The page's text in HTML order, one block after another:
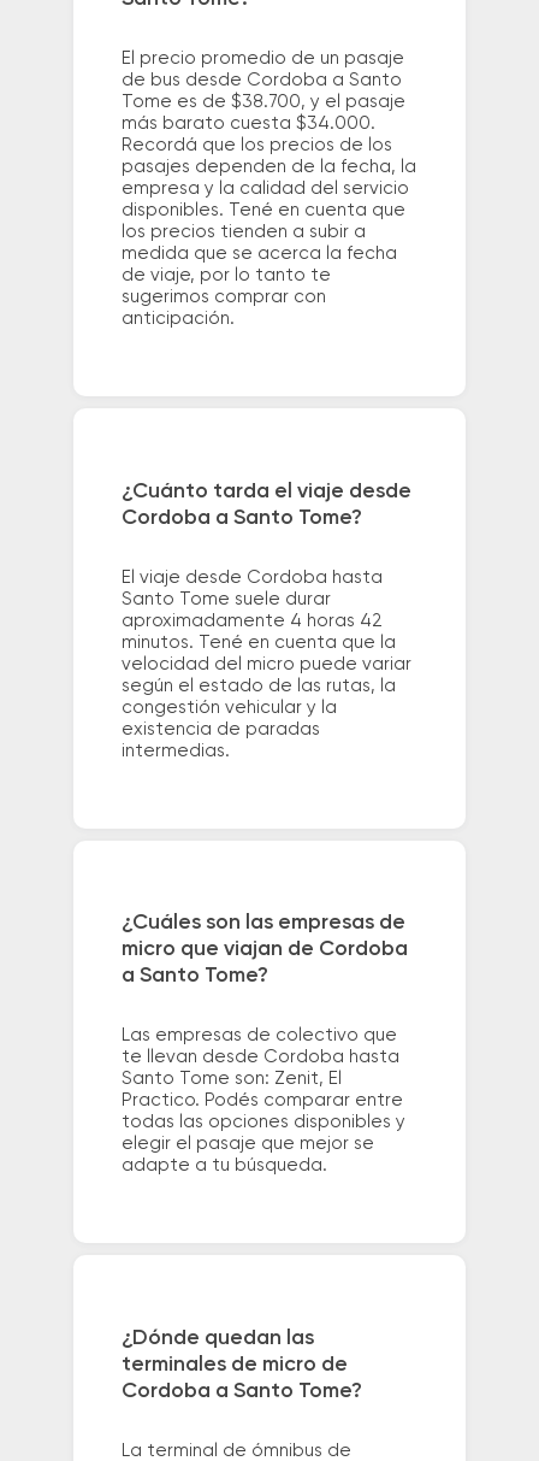
El precio promedio de un pasaje
de bus desde Cordoba a Santo
Tome es de $38.700, y el pasaje
más barato cuesta $34.000.
Recordá que los precios de los
pasajes dependen de la fecha, la
empresa y la calidad del servicio
disponibles. Tené en cuenta que
los precios tienden a subir a
medida que se acerca la fecha
de viaje, por lo tanto te
sugerimos comprar con
anticipación.
¿Cuánto tarda el viaje desde
Cordoba a Santo Tome?
El viaje desde Cordoba hasta
Santo Tome suele durar
aproximadamente 4 horas 42
minutos. Tené en cuenta que la
velocidad del micro puede variar
según el estado de las rutas, la
congestión vehicular y la
existencia de paradas
intermedias.
¿Cuáles son las empresas de
micro que viajan de Cordoba
a Santo Tome?
Las empresas de colectivo que
te llevan desde Cordoba hasta
Santo Tome son: Zenit, El
Practico. Podés comparar entre
todas las opciones disponibles y
elegir el pasaje que mejor se
adapte a tu búsqueda.
¿Dónde quedan las
terminales de micro de
Cordoba a Santo Tome?
La terminal de ómnibus de